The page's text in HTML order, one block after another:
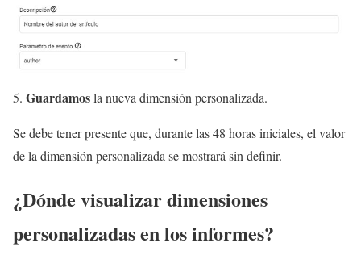
Guardamosla nueva dimensión personalizada.
Se debe tener presente que, durante las 48 horas iniciales, el valor
de la dimensión personalizada se mostrará sin definir.
¿Dónde visualizar dimensiones
personalizadas en los informes?